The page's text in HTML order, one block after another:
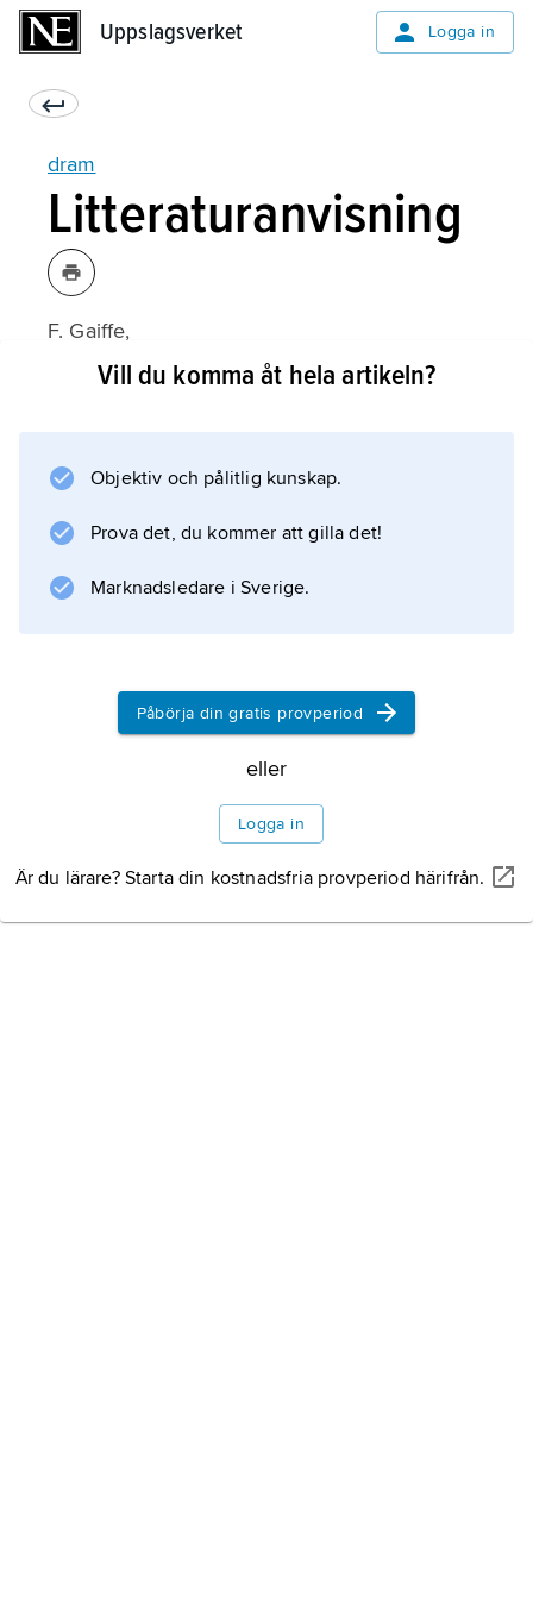
Uppslagsverket Logga in
dram
Litteraturanvisning
F. Gaiffe,
Le Drame en France au XVIII
Information om artikeln
Vill du komma åt hela artikeln?
Objektiv och pålitlig kunskap.
Prova det, du kommer att gilla det!
Marknadsledare i Sverige.
Påbörja din gratis provperiod
eller
Logga in
Är du lärare? Starta din kostnadsfria provperiod härifrån.